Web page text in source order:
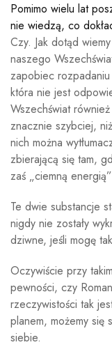
Pomimo wielu lat
nie wiedzą, co
Czy. Jak dotąd
naszego
zapobiec
która nie jest
Wszechświat
znacznie szybciej,
nich można
zbierającą się tam,
zaś „ciemną
Te dwie substancje
nigdy nie zostały
dziwne, jeśli mogę
Oczywiście przy
pewności, czy
rzeczywistości tak
planem, możemy
siebie.